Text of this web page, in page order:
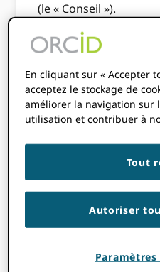
(le « Conseil »).
Type de comité
Le Comité des
est un comité
Conseil
spécifiques, comme
présente Charte ou
spécifiquement
dispose pas du
En cliquant sur « Accepter
acceptez le stockage de
améliorer la navigation sur
utilisation et contribuer à
Tout
Autoriser